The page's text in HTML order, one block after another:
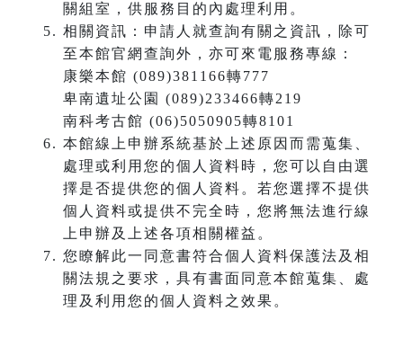
關組室，供服務目的內處理利用。
相關資訊：申請人就查詢有關之資訊，除可
至本館官網查詢外，亦可來電服務專線：
康樂本館 (089)381166轉777
卑南遺址公園 (089)233466轉219
南科考古館 (06)5050905轉8101
本館線上申辦系統基於上述原因而需蒐集、
處理或利用您的個人資料時，您可以自由選
擇是否提供您的個人資料。若您選擇不提供
個人資料或提供不完全時，您將無法進行線
上申辦及上述各項相關權益。
您瞭解此一同意書符合個人資料保護法及相
關法規之要求，具有書面同意本館蒐集、處
理及利用您的個人資料之效果。